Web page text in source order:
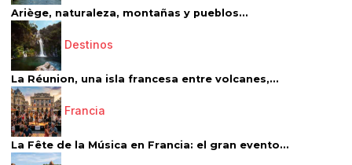
Ariège, naturaleza, montañas y pueblos...
Destinos
La Réunion, una isla francesa entre volcanes,...
Francia
La Fête de la Música en Francia: el gran evento...